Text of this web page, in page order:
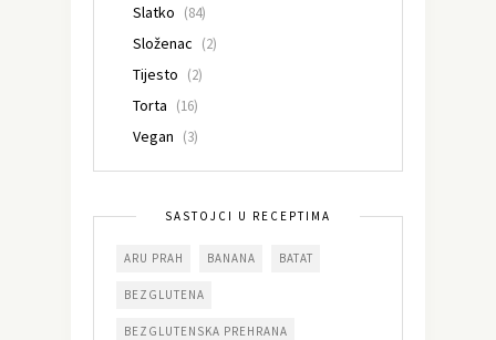
Slatko (84)
Složenac (2)
Tijesto (2)
Torta (16)
Vegan (3)
SASTOJCI U RECEPTIMA
ARU PRAH BANANA BATAT
BEZGLUTENA
BEZGLUTENSKA PREHRANA